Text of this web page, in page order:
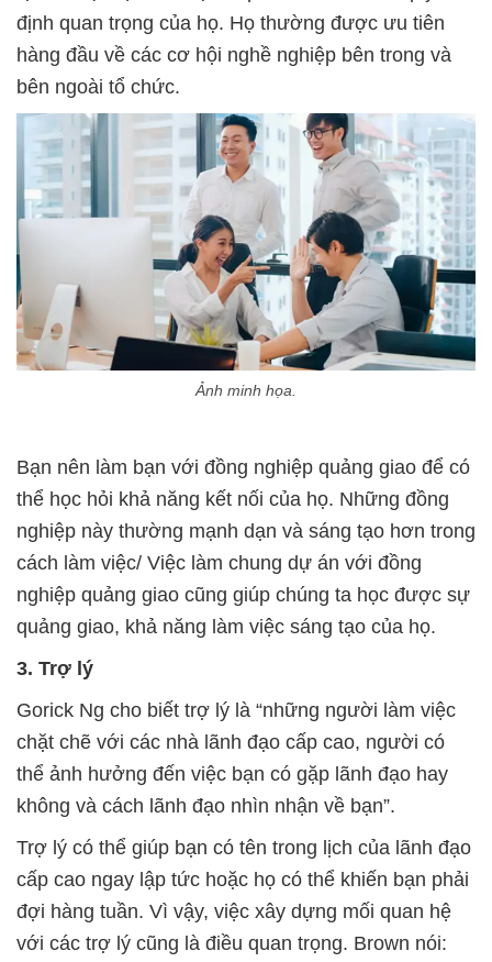
định quan trọng của họ. Họ thường được ưu tiên
hàng đầu về các cơ hội nghề nghiệp bên trong và
bên ngoài tổ chức.
Ảnh minh họa.
Bạn nên làm bạn với đồng nghiệp quảng giao để có
thể học hỏi khả năng kết nối của họ. Những đồng
nghiệp này thường mạnh dạn và sáng tạo hơn trong
cách làm việc/ Việc làm chung dự án với đồng
nghiệp quảng giao cũng giúp chúng ta học được sự
quảng giao, khả năng làm việc sáng tạo của họ.
3. Trợ lý
Gorick Ng cho biết trợ lý là “những người làm việc
chặt chẽ với các nhà lãnh đạo cấp cao, người có
thể ảnh hưởng đến việc bạn có gặp lãnh đạo hay
không và cách lãnh đạo nhìn nhận về bạn”.
Trợ lý có thể giúp bạn có tên trong lịch của lãnh đạo
cấp cao ngay lập tức hoặc họ có thể khiến bạn phải
đợi hàng tuần. Vì vậy, việc xây dựng mối quan hệ
với các trợ lý cũng là điều quan trọng. Brown nói: